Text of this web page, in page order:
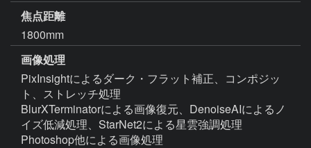
焦点距離
1800mm
画像処理
PixInsightによるダーク・フラット補正、コンポジッ
ト、ストレッチ処理
BlurXTerminatorによる画像復元、DenoiseAIによるノ
イズ低減処理、StarNet2による星雲強調処理
Photoshop他による画像処理